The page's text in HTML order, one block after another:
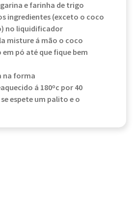
e farinha de trigo
ingredientes (exceto o coco
no liquidificador
misture á mão o coco
pó até que fique bem
na forma
á 180ºc por 40
espete um palito e o